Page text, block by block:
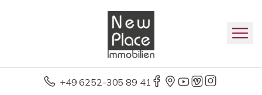
+49 6252-305 89 41